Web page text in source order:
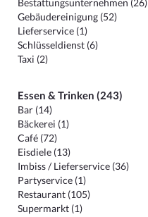
Bestattungsunternehmen (26)
Gebäudereinigung (52)
Lieferservice (1)
Schlüsseldienst (6)
Taxi (2)
Essen & Trinken (243)
Bar (14)
Bäckerei (1)
Café (72)
Eisdiele (13)
Imbiss / Lieferservice (36)
Partyservice (1)
Restaurant (105)
Supermarkt (1)